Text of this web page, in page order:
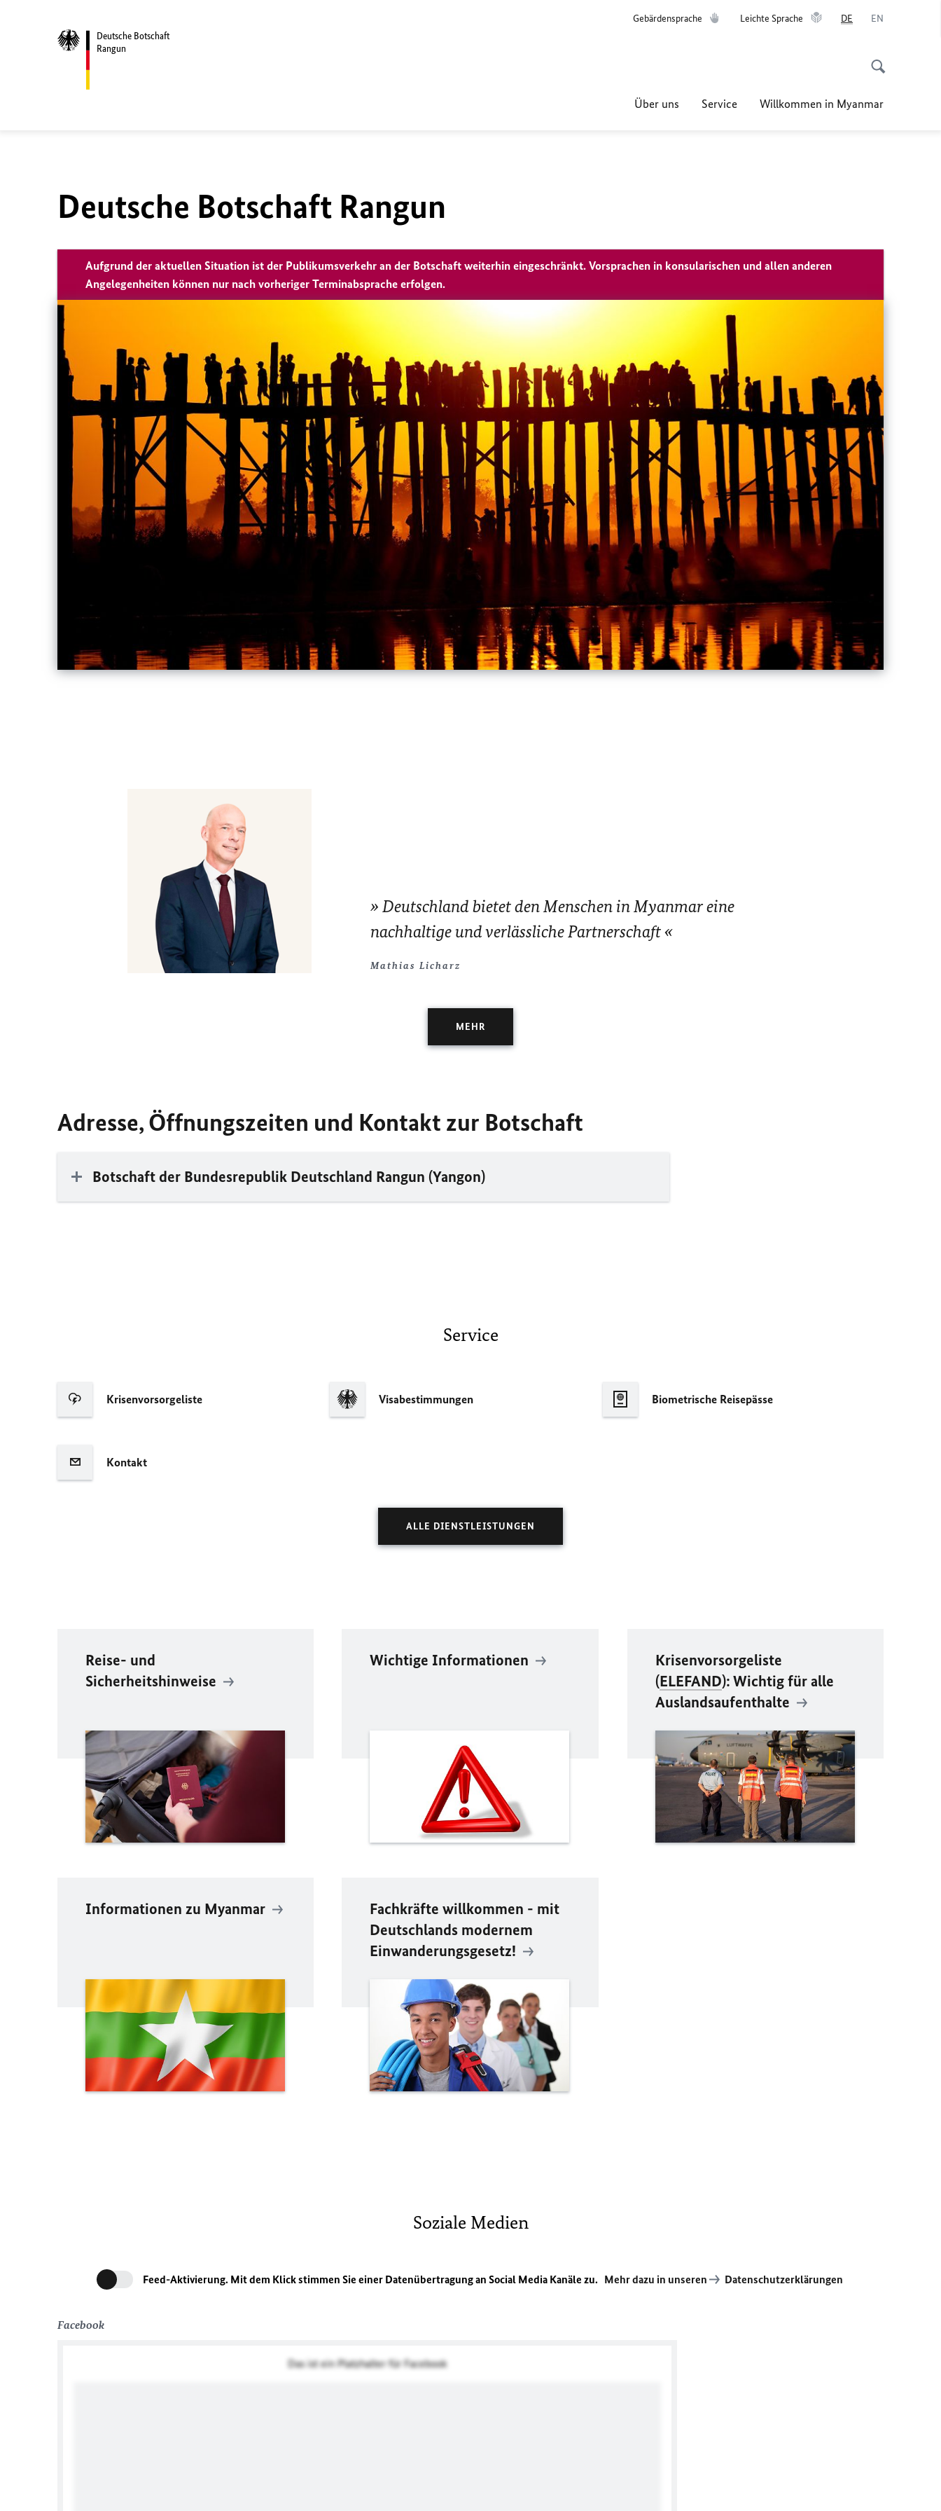
Deutsche Botschaft
Rangun
Gebärdensprache Leichte Sprache DE EN
Über uns Service Willkommen in Myanmar
Deutsche Botschaft Rangun
Aufgrund der aktuellen Situation ist der Publikumsverkehr an der Botschaft weiterhin eingeschränkt. Vorsprachen in konsularischen und allen anderen
Angelegenheiten können nur nach vorheriger Terminabsprache erfolgen.
Deutschland bietet den Menschen in Myanmar eine
nachhaltige und verlässliche Partnerschaft
Mathias Licharz
MEHR
Adresse, Öffnungszeiten und Kontakt zur Botschaft
Botschaft der Bundesrepublik Deutschland Rangun (Yangon)
Service
Krisenvorsorgeliste Visabestimmungen Biometrische Reisepässe
Kontakt
ALLE DIENSTLEISTUNGEN
Reise- und
Sicherheitshinweise
Wichtige Informationen
Krisenvorsorgeliste
(ELEFAND): Wichtig für alle
Auslandsaufenthalte
Informationen zu Myanmar
Fachkräfte willkommen - mit
Deutschlands modernem
Einwanderungsgesetz!
Soziale Medien
Feed-Aktivierung. Mit dem Klick stimmen Sie einer Datenübertragung an Social Media Kanäle zu. Mehr dazu in unseren Datenschutzerklärungen
Facebook
Das ist ein Platzhalter für Facebook